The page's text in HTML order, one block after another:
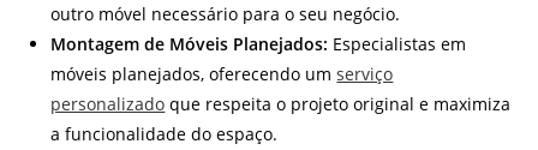
outro móvel necessário para o seu negócio.
Montagem de Móveis Planejados: Especialistas em
móveis planejados, oferecendo umserviço
personalizado que respeita o projeto original e maximiza
a funcionalidade do espaço.